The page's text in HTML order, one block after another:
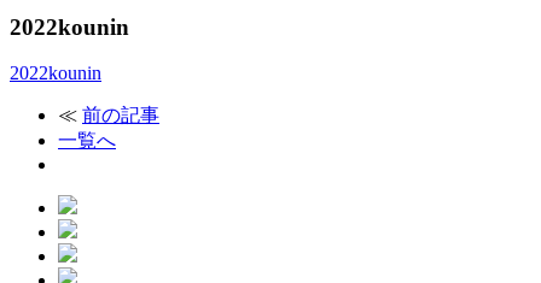
2022kounin
2022kounin
≪ 前の記事
一覧へ